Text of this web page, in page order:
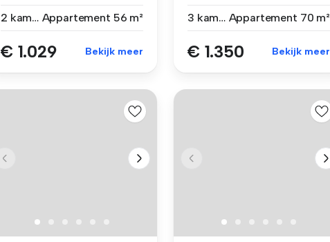
2 kamers Appartement 56 m²
€ 1.029 Bekijk meer
3 kamers Appartement 70 m²
€ 1.350 Bekijk meer